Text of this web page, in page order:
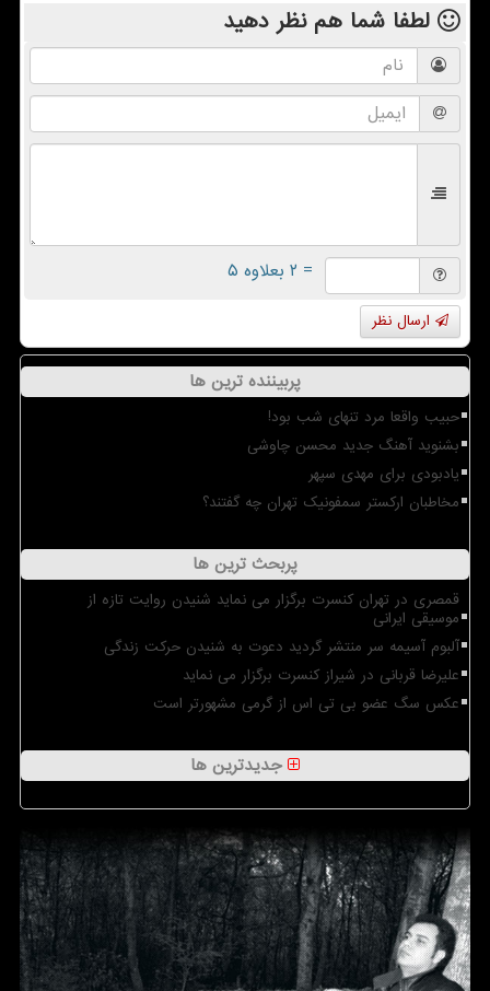
لطفا شما همنظر دهید
= ۲ بعلاوه ۵
ارسال نظر
پربیننده ترین ها
حبیب واقعا مرد تنهای شب بود!
بشنوید آهنگ جدید محسن چاوشی
یادبودی برای مهدی سپهر
مخاطبان ارکستر سمفونیک تهران چه گفتند؟
پربحث ترین ها
قمصری در تهران کنسرت برگزار می نماید شنیدن روایت تازه از
موسیقی ایرانی
آلبوم آسیمه سر منتشر گردید دعوت به شنیدن حرکت زندگی
علیرضا قربانی در شیراز کنسرت برگزار می نماید
عکس سگ عضو بی تی اس از گرمی مشهورتر است
جدیدترین ها